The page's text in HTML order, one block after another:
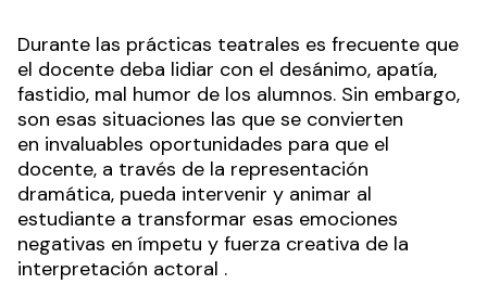
Durante las prácticas teatrales es frecuente que
el docente deba lidiar con el desánimo, apatía,
fastidio, mal humor de los alumnos. Sin embargo,
son esas situaciones las que se convierten
en invaluables oportunidades para que el
docente, a través de la representación
dramática, pueda intervenir y animar al
estudiante a transformar esas emociones
negativas en ímpetu y fuerza creativa de la
interpretación actoral .